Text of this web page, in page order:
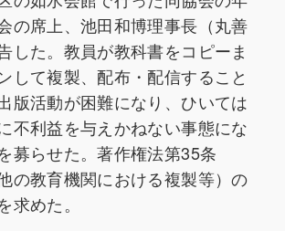
の席上、池田和博理事長（丸善
した。教員が教科書をコピーま
して複製、配布・配信すること
版活動が困難になり、ひいては
不利益を与えかねない事態にな
募らせた。著作権法第35条
の教育機関における複製等）の
求めた。